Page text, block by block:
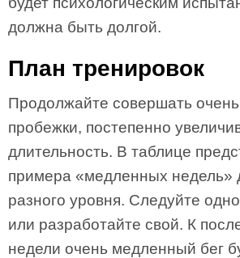
должна быть долгой.
План тренировок
Продолжайте совершать
пробежки, постепенно
длительность. В таблице
примера «медленных недель»
разного уровня. Следуйте
или разработайте свой. К
недели очень медленный бег